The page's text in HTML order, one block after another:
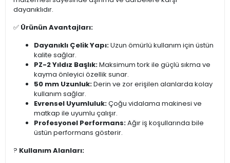
dayanıklıdır.
✅ Ürünün Avantajları:
Dayanıklı Çelik Yapı:Uzun ömürlü kullanım için üstün
kalite sağlar.
PZ-2 Yıldız Başlık:Maksimum tork ile güçlü sıkma ve
kayma önleyici özellik sunar.
50 mm Uzunluk:Derin ve zor erişilen alanlarda kolay
kullanım sağlar.
Evrensel Uyumluluk:Çoğu vidalama makinesi ve
matkap ile uyumlu çalışır.
Profesyonel Performans:Ağır iş koşullarında bile
üstün performans gösterir.
?️ Kullanım Alanları: